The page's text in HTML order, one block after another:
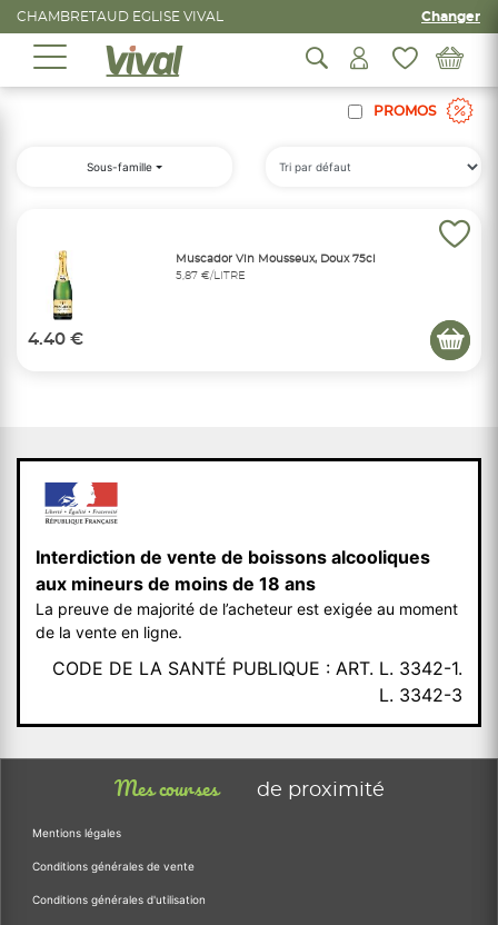
CHAMBRETAUD EGLISE VIVAL Changer
PROMOS
Sous-famille
Muscador Vin Mousseux, Doux 75cl
5,87 €/LITRE
4.40 €
Interdiction de vente de boissons alcooliques
aux mineurs de moins de 18 ans
La preuve de majorité de l’acheteur est exigée au moment
de la vente en ligne.
CODE DE LA SANTÉ PUBLIQUE : ART. L. 3342-1.
L. 3342-3
Mes courses de proximité
Mentions légales
Conditions générales de vente
Conditions générales d'utilisation